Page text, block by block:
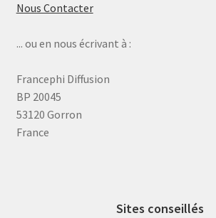
Nous Contacter
... ou en nous écrivant à :
Francephi Diffusion
BP 20045
53120 Gorron
France
Sites conseillés